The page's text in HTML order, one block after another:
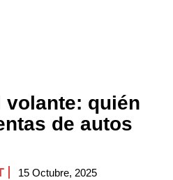
volante: quién
de autos
15 Octubre, 2025